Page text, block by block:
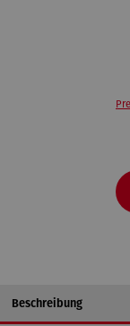
Beschreibung